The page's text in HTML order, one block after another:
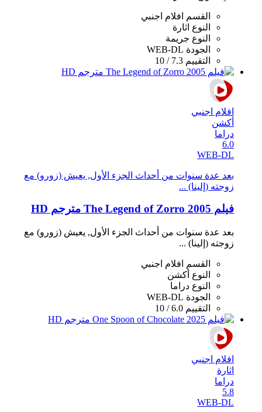
القسم
افلام اجنبي
النوع اثارة
النوع جريمة
الجودة WEB-DL
التقييم 7.3 / 10
افلام اجنبي
أكشن
دراما
6.0
WEB-DL
بعد عدة سنوات من أحداث الجزء الأول, يعيش (زورو) مع
زوجته (إلينا) ...
فيلم The Legend of Zorro 2005 مترجم HD
بعد عدة سنوات من أحداث الجزء الأول, يعيش (زورو) مع
زوجته (إلينا) ...
القسم
افلام اجنبي
النوع أكشن
النوع دراما
الجودة WEB-DL
التقييم 6.0 / 10
افلام اجنبي
اثارة
دراما
5.8
WEB-DL